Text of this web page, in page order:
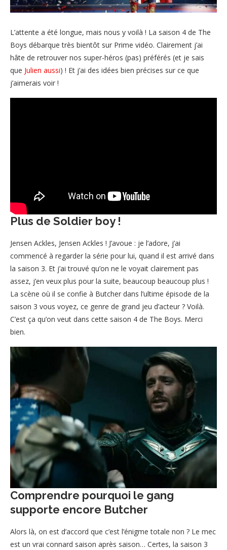
L’attente a été longue, mais nous y voilà ! La saison 4 de The
Boys débarque très bientôt sur Prime vidéo. Clairement j’ai
hâte de retrouver nos super-héros (pas) préférés (et je sais
que Julien aussi) ! Et j’ai des idées bien précises sur ce que
j’aimerais voir !
Plus de Soldier boy !
Jensen Ackles, Jensen Ackles ! J’avoue : je l’adore, j’ai
commencé à regarder la série pour lui, quand il est arrivé dans
la saison 3. Et j’ai trouvé qu’on ne le voyait clairement pas
assez, j’en veux plus pour la suite, beaucoup beaucoup plus !
La scène où il se confie à Butcher dans l’ultime épisode de la
saison 3 vous voyez, ce genre de grand jeu d’acteur ? Voilà.
C’est ça qu’on veut dans cette saison 4 de The Boys. Merci
bien.
Comprendre pourquoi le gang
supporte encore Butcher
Alors là, on est d’accord que c’est l’énigme totale non ? Le mec
est un vrai connard saison après saison… Certes, la saison 3